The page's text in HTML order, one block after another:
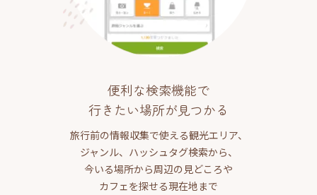
便利な検索機能で
行きたい場所が見つかる
旅行前の情報収集で使える観光エリア、
ジャンル、ハッシュタグ検索から、
今いる場所から周辺の見どころや
カフェを探せる現在地まで